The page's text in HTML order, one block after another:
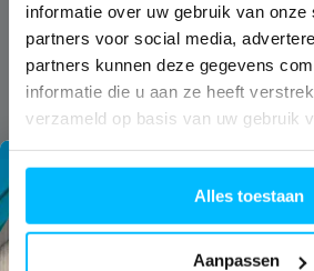
informatie over uw gebruik van onze
partners voor social media,
partners kunnen deze gegevens
informatie die u aan ze heeft
verzameld op basis van uw gebruik
Alles toestaan
Aanpassen
Sloten en
Prefab
IsoStone dorpel
Droomdeur-
Brochures
Certificaten
Technische
Verduurzaming
Podcast
Jouw ideale
Droomdeur-
Nieuws
Vuurijzer 9E
5753 SV Deurne
T: 0493 319072
E: info@atoom13.nl
Home
Over
Maak